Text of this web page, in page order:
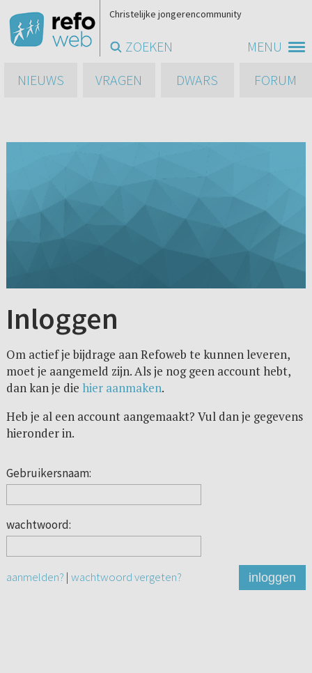
MENU
Christelijke jongerencommunity
ZOEKEN
NIEUWS
VRAGEN DWARS FORUM
Inloggen
Om actief je bijdrage aan Refoweb te kunnen leveren,
moet je aangemeld zijn. Als je nog geen account hebt,
dan kan je die hier aanmaken.
Heb je al een account aangemaakt? Vul dan je gegevens
hieronder in.
Gebruikersnaam:
wachtwoord:
aanmelden? | wachtwoord vergeten? inloggen